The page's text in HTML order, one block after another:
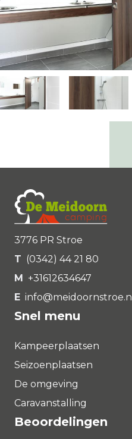
3776 PR Stroe
T (0342) 44 21 80
M
+31612634647
E info@meidoornstroe.nl
Snel menu
Kampeerplaatsen
Seizoenplaatsen
De omgeving
Caravanstalling
Beoordelingen